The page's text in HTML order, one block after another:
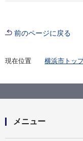
前のページに戻る
現在位置 横浜市トッ
提供・両方
メニュー